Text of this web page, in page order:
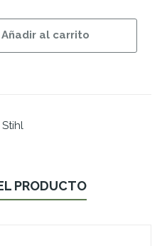
Añadir al carrito
PRODUCTO